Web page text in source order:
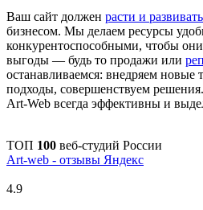
Ваш сайт должен расти и
бизнесом. Мы делаем ресурсы
конкурентоспособными, чтобы
выгоды — будь то продажи или
останавливаемся: внедряем новые
подходы, совершенствуем
Art-Web всегда эффективны и
ТОП 100 веб-студий России
Art-web - отзывы Яндекс
4.9